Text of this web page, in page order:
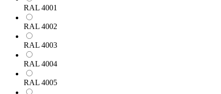
RAL 4001
RAL 4002
RAL 4003
RAL 4004
RAL 4005